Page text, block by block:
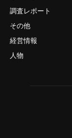
調査レポート
その他
経営情報
人物